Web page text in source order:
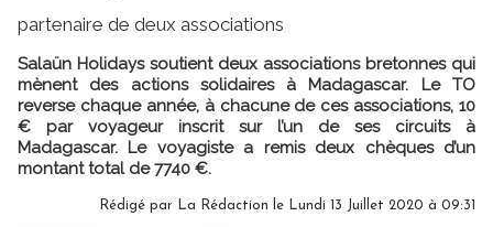
partenaire de deux associations
Salaün Holidays soutient deux associations bretonnes qui
mènent des actions solidaires à Madagascar. Le TO
reverse chaque année, à chacune de ces associations, 10
€ par voyageur inscrit sur l’un de ses circuits à
Madagascar. Le voyagiste a remis deux chèques d’un
montant total de 7740 €.
Rédigé par La Rédaction le Lundi 13 Juillet 2020 à 09:31